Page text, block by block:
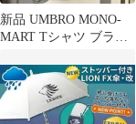
新品 UMBRO MONO-
MART Tシャツ ブラッ